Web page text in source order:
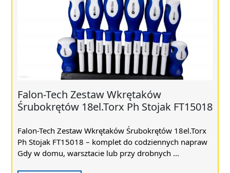
Falon-Tech Zestaw Wkrętaków
Śrubokrętów 18el.Torx Ph Stojak FT15018
Falon-Tech Zestaw Wkrętaków Śrubokrętów 18el.Torx
Ph Stojak FT15018 – komplet do codziennych napraw
Gdy w domu, warsztacie lub przy drobnych ...